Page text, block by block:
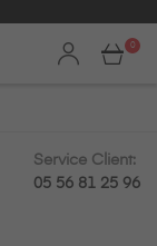
0
Service Client:
05 56 81 25 96